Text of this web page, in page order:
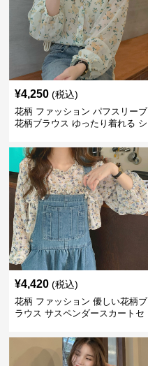
¥4,250 (税込)
花柄 ファッション パフスリーブ
花柄ブラウス ゆったり着れる シ
¥4,420 (税込)
花柄 ファッション 優しい花柄ブ
ラウス サスペンダースカートセ